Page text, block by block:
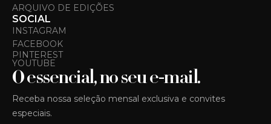
ARQUIVO DE EDIÇÕES
SOCIAL
INSTAGRAM
FACEBOOK
PINTEREST
YOUTUBE
O essencial, no seu e-mail.
Receba nossa seleção mensal exclusiva e convites
especiais.